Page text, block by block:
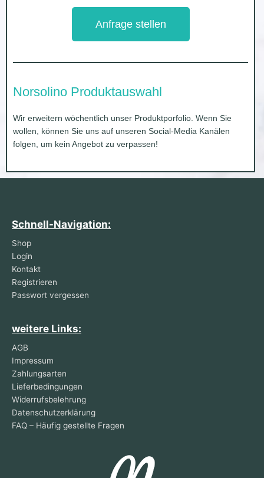
Anfrage stellen
Norsolino Produktauswahl
Wir erweitern wöchentlich unser Produktporfolio. Wenn Sie
wollen, können Sie uns auf unseren Social-Media Kanälen
folgen, um kein Angebot zu verpassen!
Schnell-Navigation:
Shop
Login
Kontakt
Registrieren
Passwort vergessen
weitere Links:
AGB
Impressum
Zahlungsarten
Lieferbedingungen
Widerrufsbelehrung
Datenschutzerklärung
FAQ – Häufig gestellte Fragen